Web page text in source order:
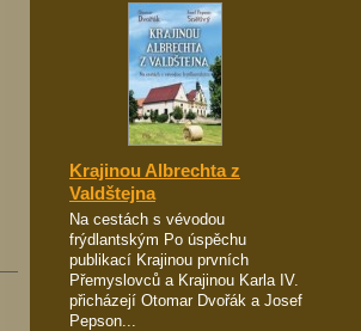
Krajinou Albrechta z
Valdštejna
Na cestách s vévodou
frýdlantským Po úspěchu
publikací Krajinou prvních
Přemyslovců a Krajinou Karla IV.
přicházejí Otomar Dvořák a Josef
Pepson...